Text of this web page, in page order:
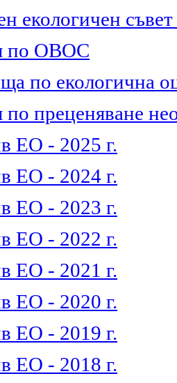
екологичен
по ОВОС
по екологична
преценяване
ЕО - 2025 г.
ЕО - 2024 г.
ЕО - 2023 г.
ЕО - 2022 г.
ЕО - 2021 г.
ЕО - 2020 г.
ЕО - 2019 г.
ЕО - 2018 г.